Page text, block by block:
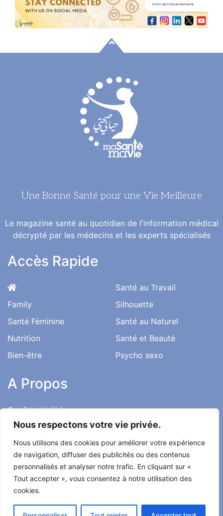
Nous respectons votre vie privée.
Nous utilisons des cookies pour améliorer votre expérience
de navigation, diffuser des publicités ou des contenus
personnalisés et analyser notre trafic. En cliquant sur «
Tout accepter », vous consentez à notre utilisation des
cookies.
Une Bonne Santé pour une Vie Meilleure
Le magazine santé au quotidien de l'information médical
décrypté par les médecins et les experts spécialisés
Accès Rapide
Family
Santé Féminine
Nutrition
Bien-être
Santé au Travail
Silhouette
Santé au Naturel
Santé et Beauté
Psycho sexo
A Propos
Confidentialité
Mentions Légales
Charte Éditoriale
Conditions d’utilisation
Contact
Témoignages